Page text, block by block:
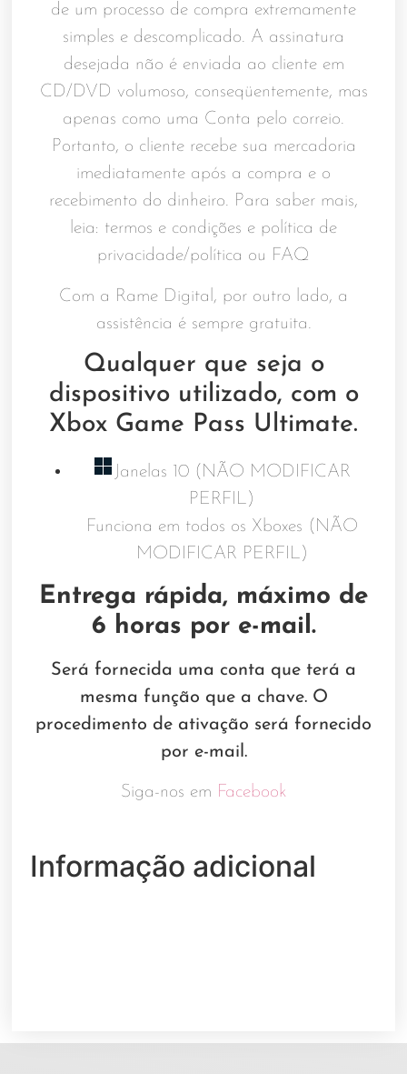
de um processo de compra extremamente
simples e descomplicado. A assinatura
desejada não é enviada ao cliente em
CD/DVD volumoso, conseqüentemente, mas
apenas como uma Conta pelo correio.
Portanto, o cliente recebe sua mercadoria
imediatamente após a compra e o
recebimento do dinheiro. Para saber mais,
leia: termos e condições e política de
privacidade/política ou FAQ
Com a Rame Digital, por outro lado, a
assistência é sempre gratuita.
Qualquer que seja o
dispositivo utilizado, com o
Xbox Game Pass Ultimate.
Janelas 10 (NÃO MODIFICAR
PERFIL)
Funciona em todos os Xboxes (NÃO
MODIFICAR PERFIL)
Entrega rápida, máximo de
6 horas por e-mail.
Será fornecida uma conta que terá a
mesma função que a chave. O
procedimento de ativação será fornecido
por e-mail.
Siga-nos em Facebook
Informação adicional